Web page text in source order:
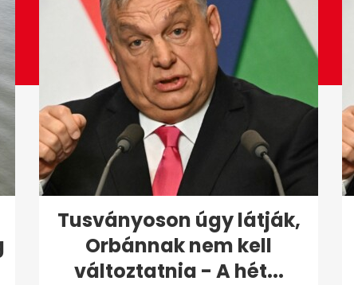
Tusványoson úgy látják,
Orbánnak nem kell
változtatnia - A hét...